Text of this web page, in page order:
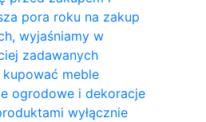
pora roku na zakup
wyjaśniamy w
zadawanych
meble
ogrodowe i dekoracje
wyłącznie